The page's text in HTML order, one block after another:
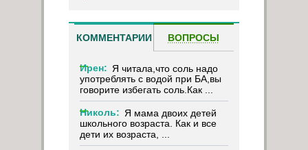
КОММЕНТАРИИ ВОПРОСЫ
Ирен: Я читала,что соль надо
употреблять с водой при БА,вы
говорите избегать соль.Как ...
Николь: Я мама двоих детей
школьного возраста. Как и все
дети их возраста, ...